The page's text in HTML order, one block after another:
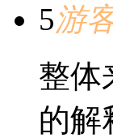
5游
整体
的解